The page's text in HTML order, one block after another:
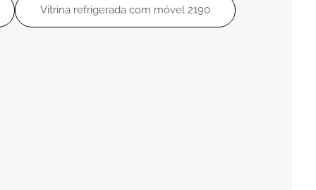
Vitrina refrigerada com móvel 2190